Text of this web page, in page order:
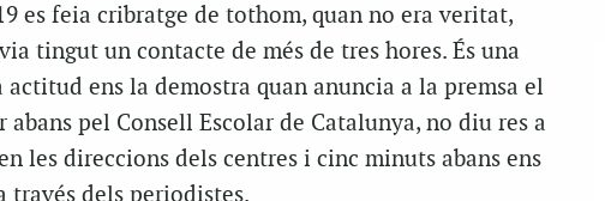
es feia cribratge de tothom, quan no era veritat,
tingut un contacte de més de tres hores. És una
ens la demostra quan anuncia a la premsa el
abans pel Consell Escolar de Catalunya, no diu res a
les direccions dels centres i cinc minuts abans ens
través dels periodistes.